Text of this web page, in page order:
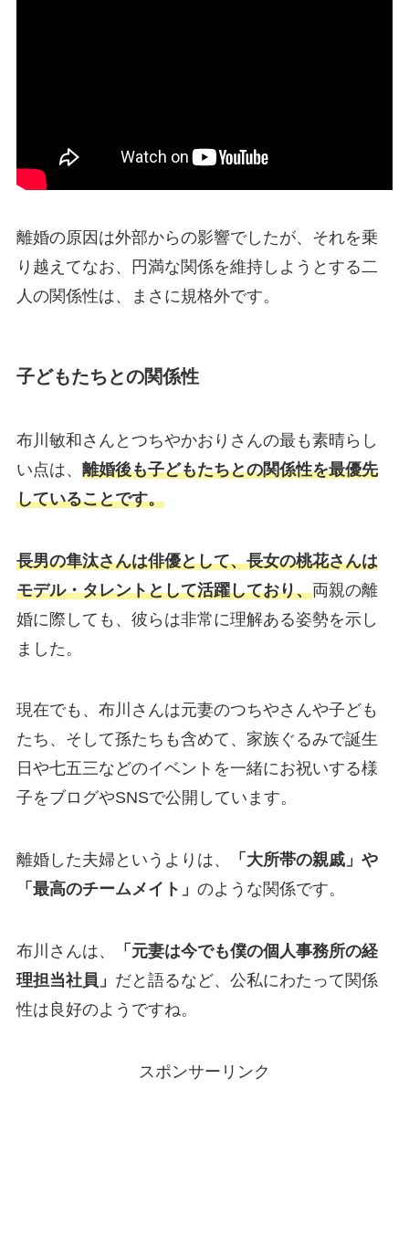
離婚の原因は外部からの影響でしたが、それを乗
り越えてなお、円満な関係を維持しようとする二
人の関係性は、まさに規格外です。
子どもたちとの関係性
布川敏和さんとつちやかおりさんの最も素晴らし
い点は、 離婚後も子どもたちとの関係性を最優先
していることです。
長男の隼汰さんは俳優として、長女の桃花さんは
モデル・タレントとして活躍しており、両親の離
婚に際しても、彼らは非常に理解ある姿勢を示し
ました。
現在でも、布川さんは元妻のつちやさんや子ども
たち、そして孫たちも含めて、家族ぐるみで誕生
日や七五三などのイベントを一緒にお祝いする様
子をブログやSNSで公開しています。
離婚した夫婦というよりは、
「大所帯の親戚」や
「最高のチームメイト」 のような関係です。
布川さんは、
「元妻は今でも僕の個人事務所の経
理担当社員」 だと語るなど、公私にわたって関係
性は良好のようですね。
スポンサーリンク